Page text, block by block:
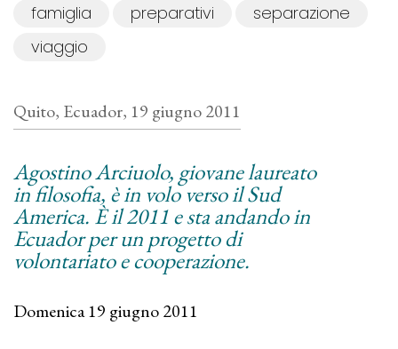
famiglia
preparativi
separazione
viaggio
Quito, Ecuador, 19 giugno 2011
Agostino Arciuolo, giovane laureato
in filosofia, è in volo verso il Sud
America. È il 2011 e sta andando in
Ecuador per un progetto di
volontariato e cooperazione.
Domenica 19 giugno 2011